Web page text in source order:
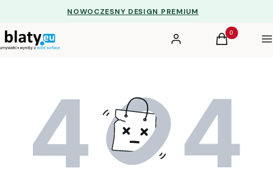
NOWOCZESNY DESIGN PREMIUM
Zaloguj się Produkty w
Koszyk